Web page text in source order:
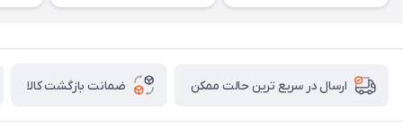
ارسال در سریع ترین حالت ممکن ضمانت بازگشت کالا